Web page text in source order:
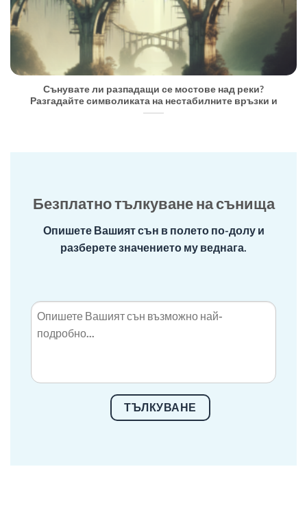
Сънувате ли разпадащи се мостове над реки?
Разгадайте символиката на нестабилните връзки и
Безплатно тълкуване на сънища
Опишете Вашият сън в полето по-долу и
разберете значението му веднага.
ТЪЛКУВАНЕ